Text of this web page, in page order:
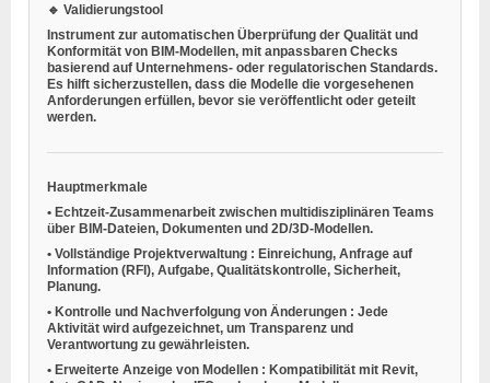
🔹 Validierungstool
Instrument zur automatischen Überprüfung der Qualität und
Konformität von BIM-Modellen, mit anpassbaren Checks
basierend auf Unternehmens- oder regulatorischen Standards.
Es hilft sicherzustellen, dass die Modelle die vorgesehenen
Anforderungen erfüllen, bevor sie veröffentlicht oder geteilt
werden.
Hauptmerkmale
• Echtzeit-Zusammenarbeit zwischen multidisziplinären Teams
über BIM-Dateien, Dokumenten und 2D/3D-Modellen.
• Vollständige Projektverwaltung : Einreichung, Anfrage auf
Information (RFI), Aufgabe, Qualitätskontrolle, Sicherheit,
Planung.
• Kontrolle und Nachverfolgung von Änderungen : Jede
Aktivität wird aufgezeichnet, um Transparenz und
Verantwortung zu gewährleisten.
• Erweiterte Anzeige von Modellen : Kompatibilität mit Revit,